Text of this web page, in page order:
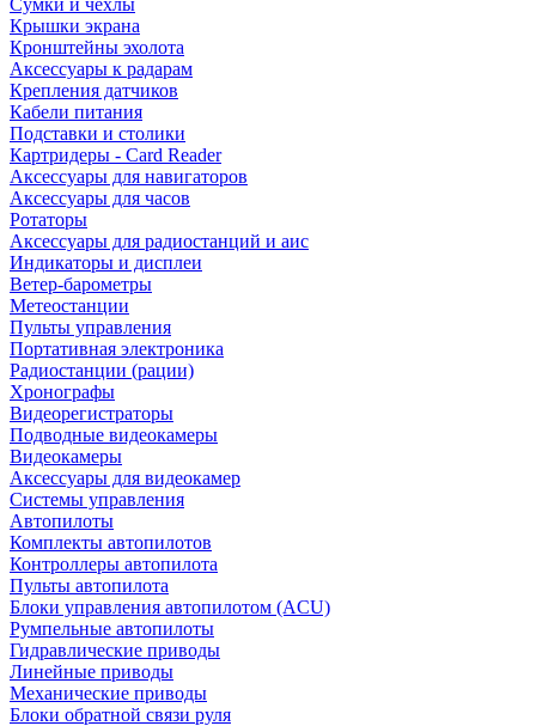
Сумки и чехлы
Крышки экрана
Кронштейны эхолота
Аксессуары к радарам
Крепления датчиков
Кабели питания
Подставки и столики
Картридеры - Card Reader
Аксессуары для навигаторов
Аксессуары для часов
Ротаторы
Аксессуары для радиостанций и аис
Индикаторы и дисплеи
Ветер-барометры
Метеостанции
Пульты управления
Портативная электроника
Радиостанции (рации)
Хронографы
Видеорегистраторы
Подводные видеокамеры
Видеокамеры
Аксессуары для видеокамер
Системы управления
Автопилоты
Комплекты автопилотов
Контроллеры автопилота
Пульты автопилота
Блоки управления автопилотом (ACU)
Румпельные автопилоты
Гидравлические приводы
Линейные приводы
Механические приводы
Блоки обратной связи руля